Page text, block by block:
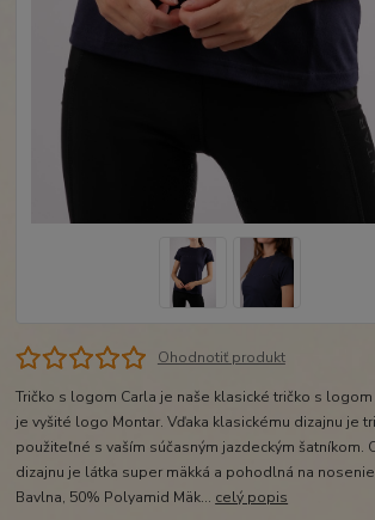
Ohodnotiť produkt
Tričko s logom Carla je naše klasické tričko s
je vyšité logo Montar. Vďaka klasickému dizajnu je
použiteľné s vaším súčasným jazdeckým šatníkom.
dizajnu je látka super mäkká a pohodlná na
Bavlna, 50% Polyamid Mäk... celý popis